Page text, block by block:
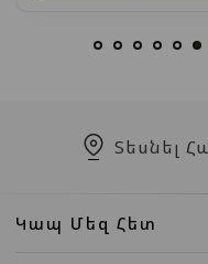
Տեսնել
Կապ Մեզ Հետ